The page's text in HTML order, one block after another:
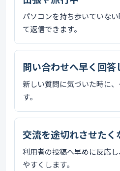
パソコンを持ち歩いていな
て返信できます。
問い合わせへ早く回答
新しい質問に気づいた時に
す。
交流を途切れさせたく
利用者の投稿へ早めに反応
やすくします。